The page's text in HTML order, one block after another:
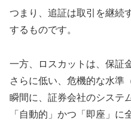
つまり、追証は取引を継続
するものです。
一方、ロスカットは、保証
さらに低い、危機的な水準
瞬間に、証券会社のシステ
「自動的」かつ「即座」